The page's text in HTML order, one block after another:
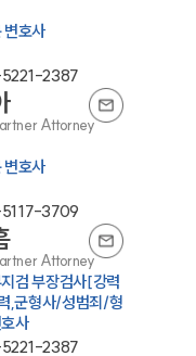
변호사
2387
Attorney
변호사
3709
Attorney
검 부장검사[강력
,군형사/성범죄/형
사
2387